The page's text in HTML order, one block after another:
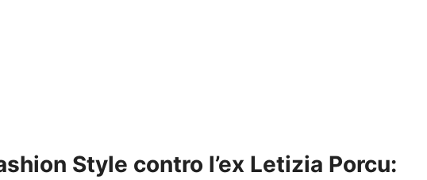
Style contro l’ex Letizia Porcu: